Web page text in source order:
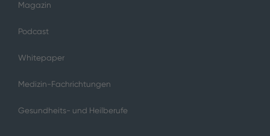
Magazin
Podcast
Whitepaper
Medizin-Fachrichtungen
Gesundheits- und Heilberufe